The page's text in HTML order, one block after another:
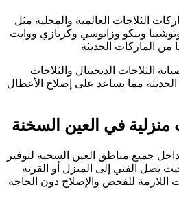
الثلاجات العالمية والمحلية مثل
وبيكو وزانوسي وكريازي ووايت
الماركات الحديثة
الثلاجات الديجيتال والثلاجات
مما يساعد على إصلاح الأعطال
منزلية في العين السخنة
جميع مناطق العين السخنة لتوفير
يصل الفني إلى المنزل أو القرية
اللازمة للفحص والإصلاح دون الحاجة